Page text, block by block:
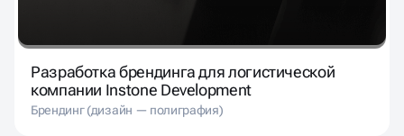
Разработка брендинга для логистической
компании Instone Development
Брендинг (дизайн — полиграфия)